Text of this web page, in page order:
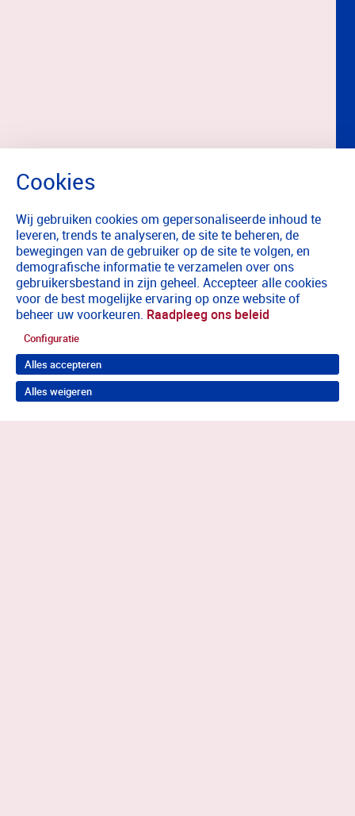
Wij gebruiken cookies om gepersonaliseerde inhoud te
leveren, trends te analyseren, de site te beheren, de
bewegingen van de gebruiker op de site te volgen, en
demografische informatie te verzamelen over ons
gebruikersbestand in zijn geheel. Accepteer alle cookies
voor de best mogelijke ervaring op onze website of
beheer uw voorkeuren. Raadpleeg ons beleid
Configuratie
Alles accepteren
Alles weigeren